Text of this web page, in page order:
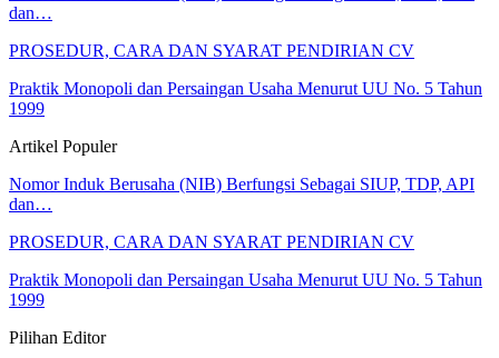
dan…
PROSEDUR, CARA DAN SYARAT PENDIRIAN CV
Praktik Monopoli dan Persaingan Usaha Menurut UU No. 5 Tahun
1999
Artikel Populer
Nomor Induk Berusaha (NIB) Berfungsi Sebagai SIUP, TDP, API
dan…
PROSEDUR, CARA DAN SYARAT PENDIRIAN CV
Praktik Monopoli dan Persaingan Usaha Menurut UU No. 5 Tahun
1999
Pilihan Editor